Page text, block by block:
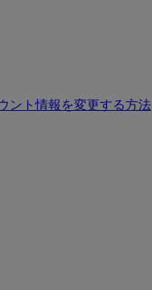
ント情報を変更する方法